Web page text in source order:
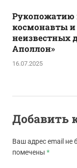
Рукопожатию
космонавты и
неизвестных
Аполлон»
16.07.2025
Добавить
Ваш адрес email не
помечены *